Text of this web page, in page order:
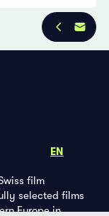
EN
film
selected films
Europe in